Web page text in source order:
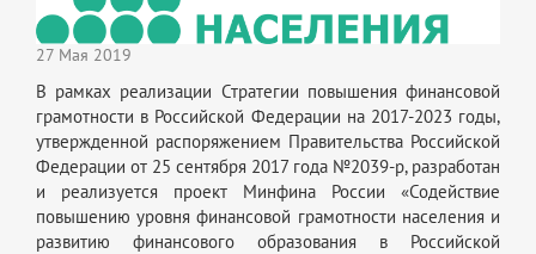
27 Мая 2019
В рамках реализации Стратегии повышения финансовой
грамотности в Российской Федерации на 2017-2023 годы,
утвержденной распоряжением Правительства Российской
Федерации от 25 сентября 2017 года №2039-р, разработан
и реализуется проект Минфина России «Содействие
повышению уровня финансовой грамотности населения и
развитию финансового образования в Российской